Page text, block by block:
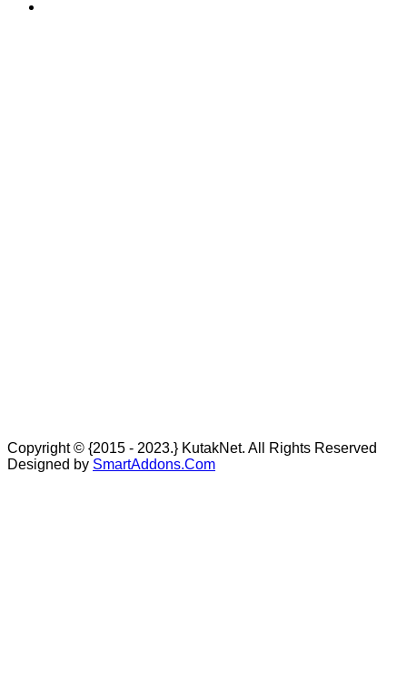
Copyright © {2015 - 2023.} KutakNet. All Rights Reserved
Designed by SmartAddons.Com